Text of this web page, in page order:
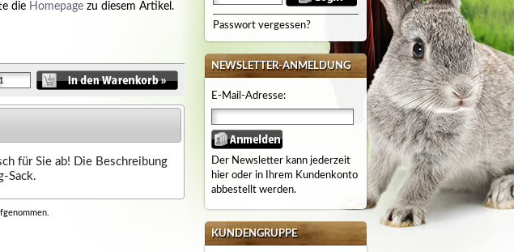
die Homepage zu diesem Artikel.
für Sie ab! Die Beschreibung
Sack.
Passwort vergessen?
NEWSLETTER-ANMELDUNG
E-Mail-Adresse:
Der Newsletter kann jederzeit
hier oder in Ihrem Kundenkonto
abbestellt werden.
KUNDENGRUPPE